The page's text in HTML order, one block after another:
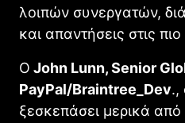
λοιπών συνεργατών,
και απαντήσεις στις
Ο John Lunn, Senior
PayPal/Braintree_Dev.,
ξεσκεπάσει μερικά